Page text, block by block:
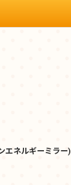
エネルギーミラー)